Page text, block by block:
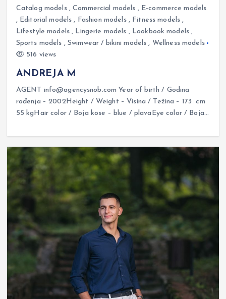
Catalog models,Commercial models , E-commerce models
, Editorial models , Fashion models, Fitness models ,
Lifestyle models, Lingerie models , Lookbook models ,
Sports models , Swimwear / bikini models , Wellness models
516 views
ANDREJA M
AGENT info@agencysnob.com Year of birth / Godina
rođenja – 2002Height / Weight – Visina / Težina – 173 cm
55 kgHair color / Boja kose – blue / plavaEye color / Boja…